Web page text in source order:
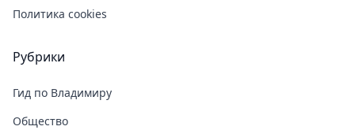
Политика cookies
Рубрики
Гид по Владимиру
Общество